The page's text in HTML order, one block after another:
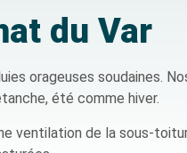
du Var
orageuses soudaines.
été comme hiver.
ventilation de la sous-